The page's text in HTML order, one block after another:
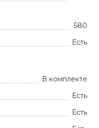
580
Есть
В комплекте
Есть
Есть